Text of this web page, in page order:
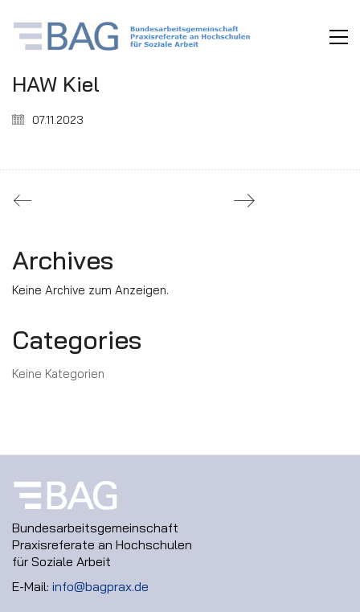
HAW Kiel
07.11.2023
Archives
Keine Archive zum Anzeigen.
Categories
Keine Kategorien
Bundesarbeitsgemeinschaft
Praxisreferate an Hochschulen
für Soziale Arbeit
E-Mail: info@bagprax.de